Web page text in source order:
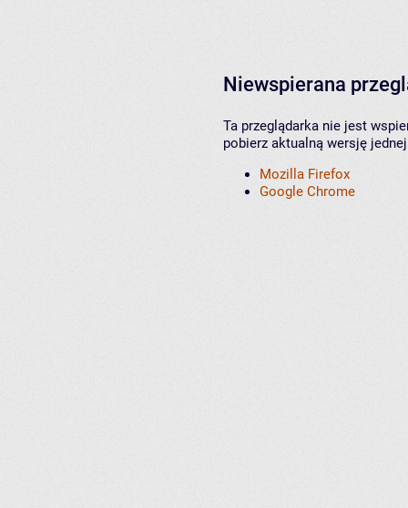
Niewspierana
Ta przeglądarka nie jest
pobierz aktualną wersję
Mozilla Firefox
Google Chrome